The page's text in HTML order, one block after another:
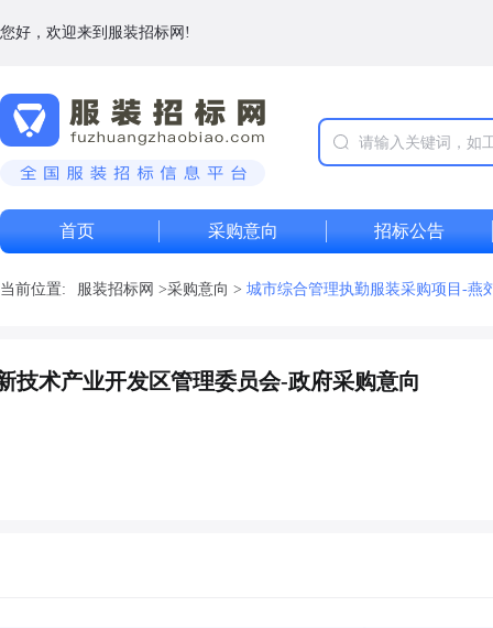
您好，欢迎来到服装招标网!
首页 采购意向 招标公告
当前位置: 服装招标网 >采购意向 > 城市综合管理执勤服装采购项目-燕
技术产业开发区管理委员会-政府采购意向